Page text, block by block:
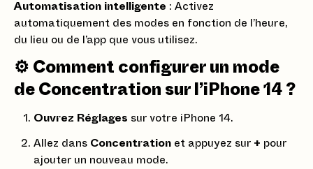
Automatisation intelligente : Activez
automatiquement des modes en fonction de l’heure,
du lieu ou de l’app que vous utilisez.
⚙️ Comment configurer un mode
de Concentration sur l’iPhone 14 ?
Ouvrez Réglages sur votre iPhone 14.
Allez dans Concentration et appuyez sur + pour
ajouter un nouveau mode.